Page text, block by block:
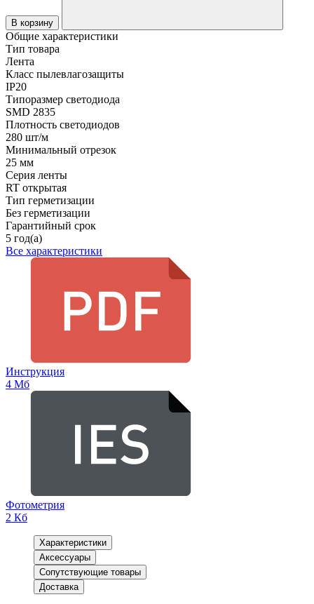
В корзину
Общие характеристики
Тип товара
Лента
Класс пылевлагозащиты
IP20
Типоразмер светодиода
SMD 2835
Плотность светодиодов
280 шт/м
Минимальный отрезок
25 мм
Серия ленты
RT открытая
Тип герметизации
Без герметизации
Гарантийный срок
5 год(а)
Все характеристики
Инструкция
4 Мб
Фотометрия
2 Кб
Характеристики
Аксессуары
Сопутствующие товары
Доставка